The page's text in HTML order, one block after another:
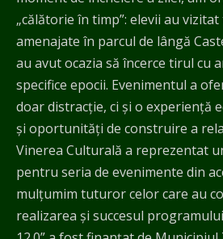
„călătorie în timp”: elevii au
amenajate în parcul de lângă
au avut ocazia să încerce tirul cu
specifice epocii. Evenimentul a
doar distracție, ci și o experiență
și oportunități de construire a
Vinerea Culturală a reprezentat
pentru seria de evenimente din
mulțumim tuturor celor care au
realizarea și succesul